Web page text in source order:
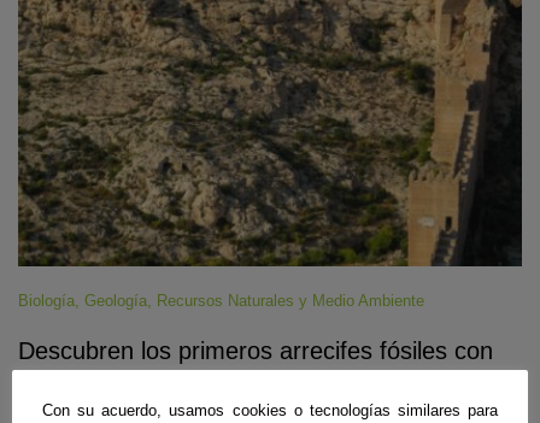
Biología, Geología, Recursos Naturales y Medio Ambiente
Descubren los primeros arrecifes fósiles con
de años
Con su acuerdo, usamos cookies o tecnologías similares para